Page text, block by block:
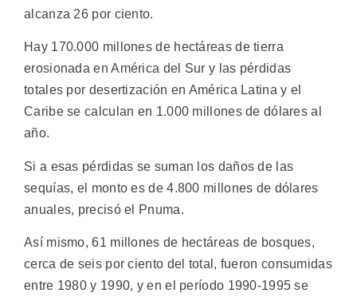
alcanza 26 por ciento.
Hay 170.000 millones de hectáreas de tierra
erosionada en América del Sur y las pérdidas
totales por desertización en América Latina y el
Caribe se calculan en 1.000 millones de dólares al
año.
Si a esas pérdidas se suman los daños de las
sequías, el monto es de 4.800 millones de dólares
anuales, precisó el Pnuma.
Así mismo, 61 millones de hectáreas de bosques,
cerca de seis por ciento del total, fueron consumidas
entre 1980 y 1990, y en el período 1990-1995 se